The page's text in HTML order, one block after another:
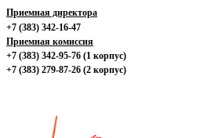
Приемная директора
+7 (383) 342-16-47
Приемная комиссия
+7 (383) 342-95-76 (1 корпус)
+7 (383) 279-87-26 (2 корпус)